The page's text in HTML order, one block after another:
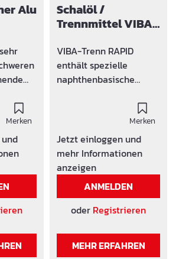
Alu
von
fur
Merken
Schalöl /
Trennmittel VIBA-
VIBA-Trenn RAPID
enthält spezielle
naphthenbasische
unterschiedlichen
Anforderungen. Bei der
Auswahl wurde
besonderer Wert auf
hohe
Anwendungsfreundlichk
eit und
gelegt. 1 ltr. reicht für
ca. 60 – 70 m² je nach
Merken
Jetzt einloggen und
mehr Informationen
anzeigen
ANMELDEN
oder Registrieren
MEHR ERFAHREN